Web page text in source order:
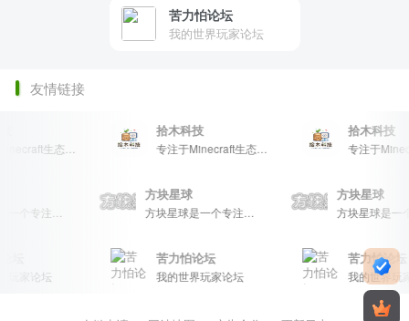
苦力怕论坛
我的世界玩家论坛
友情链接
专注于Minecraft生态建设
拾木科技
专注于Minecraft生态建设
拾木科技
方块星球 方块星球
家论坛
苦力怕论坛
我的世界玩家论坛
苦力怕论坛
我的世界玩家